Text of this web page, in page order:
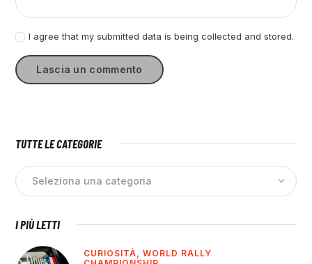
I agree that my submitted data is being collected and stored.
TUTTE LE CATEGORIE
I PIÙ LETTI
CURIOSITÀ,WORLD RALLY